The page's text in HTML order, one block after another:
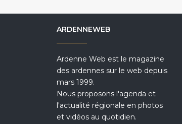
ARDENNEWEB
Ardenne Web est le magazine
des ardennes sur le web depuis
mars 1999.
Nous proposons l'agenda et
l'actualité régionale en photos
et vidéos au quotidien.